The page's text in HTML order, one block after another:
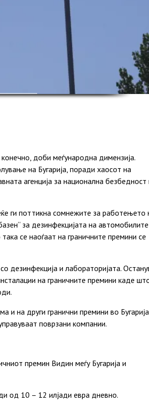
доби меѓународна димензија.
на Бугарија, поради хаосот на
агенција за национална безбедност
ги поттикна сомнежите за работењето
за дезинфекцијата на
се наоѓаат на граничните премини се
дезинфекција и лабораторијата.
на граничните премини каде
и на други гранични премини во Бугарија,
поврзани компании.
премин Видин меѓу Бугарија и
од 10 – 12 илјади евра дневно.